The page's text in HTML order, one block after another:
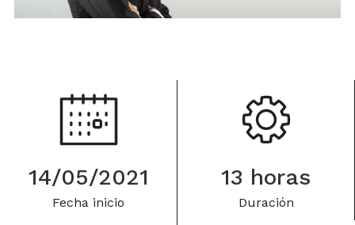
14/05/2021
Fecha inicio
13 horas
Duración